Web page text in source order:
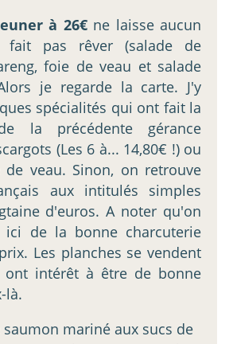
à 26€ne laisse aucun
pas rêver (salade de
foie de veau et salade
je regarde la carte. J'y
spécialités qui ont fait la
la précédente gérance
(Les 6 à... 14,80€ !) ou
veau. Sinon, on retrouve
aux intitulés simples
d'euros. A noter qu'on
ici de la bonne charcuterie
Les planches se vendent
ont intérêt à être de bonne
là.